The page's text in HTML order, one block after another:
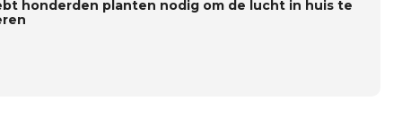
honderden planten nodig om de lucht in huis te